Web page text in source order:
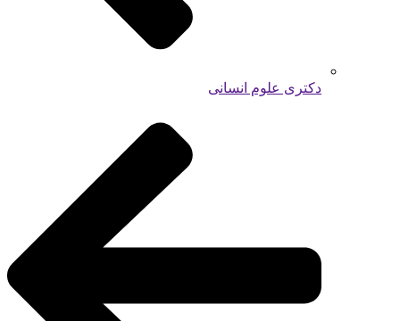
دکتری علوم انسانی